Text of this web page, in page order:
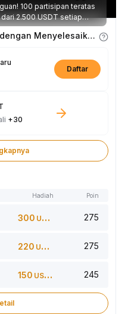
100 partisipan teratas
2.500 USDT setiap
Dapatkan Poin Pengalaman dengan Menyelesaikan Tugas
Daftar
+30
Hadiah Poin
300 USDT 275
220 USDT 275
150 USDT 245